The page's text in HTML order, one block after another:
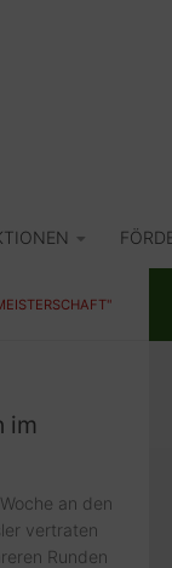
im
an den
vertraten
Runden